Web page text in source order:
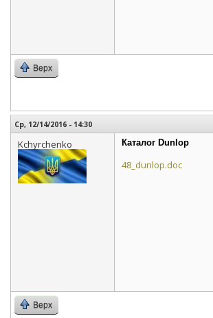
Верх
Ср, 12/14/2016 - 14:30
Kchyrchenko Каталог Dunlop
48_dunlop.doc
Верх